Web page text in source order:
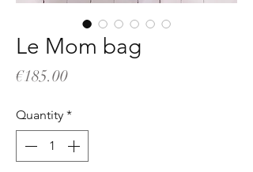
Le Mom bag
€185.00Price
Quantity *